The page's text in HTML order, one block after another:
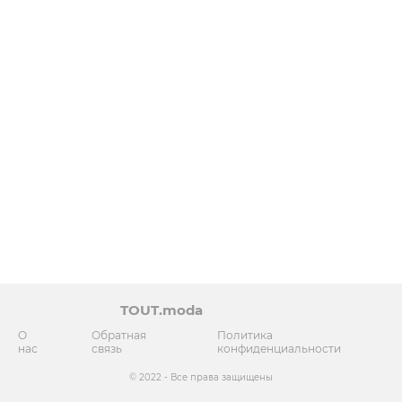
TOUT.moda
О
нас
Обратная
связь
Политика
конфиденциальности
© 2022 - Все права защищены